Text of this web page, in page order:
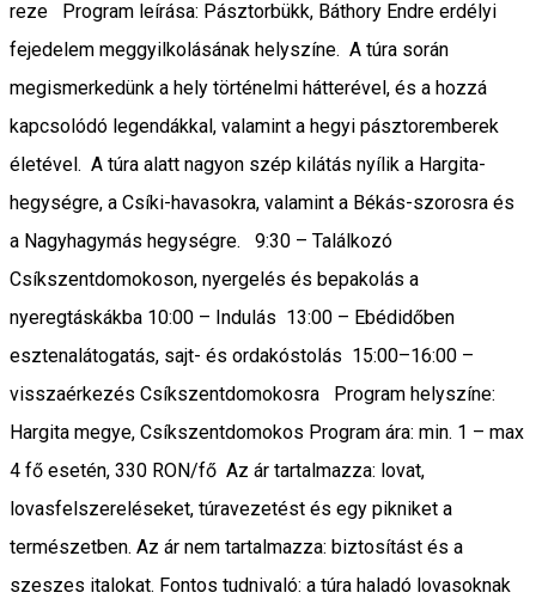
reze Program leírása: Pásztorbükk, Báthory Endre erdélyi
fejedelem meggyilkolásának helyszíne. A túra során
megismerkedünk a hely történelmi hátterével, és a hozzá
kapcsolódó legendákkal, valamint a hegyi pásztoremberek
életével. A túra alatt nagyon szép kilátás nyílik a Hargita-
hegységre, a Csíki-havasokra, valamint a Békás-szorosra és
a Nagyhagymás hegységre. 9:30 – Találkozó
Csíkszentdomokoson, nyergelés és bepakolás a
nyeregtáskákba 10:00 – Indulás 13:00 – Ebédidőben
esztenalátogatás, sajt- és ordakóstolás 15:00–16:00 –
visszaérkezés Csíkszentdomokosra Program helyszíne:
Hargita megye, Csíkszentdomokos Program ára: min. 1 – max
4 fő esetén, 330 RON/fő Az ár tartalmazza: lovat,
lovasfelszereléseket, túravezetést és egy pikniket a
természetben. Az ár nem tartalmazza: biztosítást és a
szeszes italokat. Fontos tudnivaló: a túra haladó lovasoknak